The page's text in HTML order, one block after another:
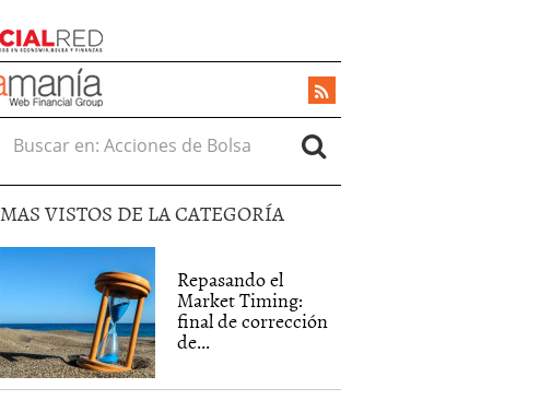
Buscar en:
MAS VISTOS DE LA CATEGORÍA
Repasando el
Market Timing:
final de corrección
de...